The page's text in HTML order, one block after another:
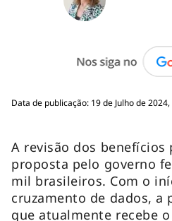
Data de publicação: 19 de Julho de
A revisão dos benefícios
proposta pelo governo
mil brasileiros. Com o
cruzamento de dados, a
que atualmente recebe